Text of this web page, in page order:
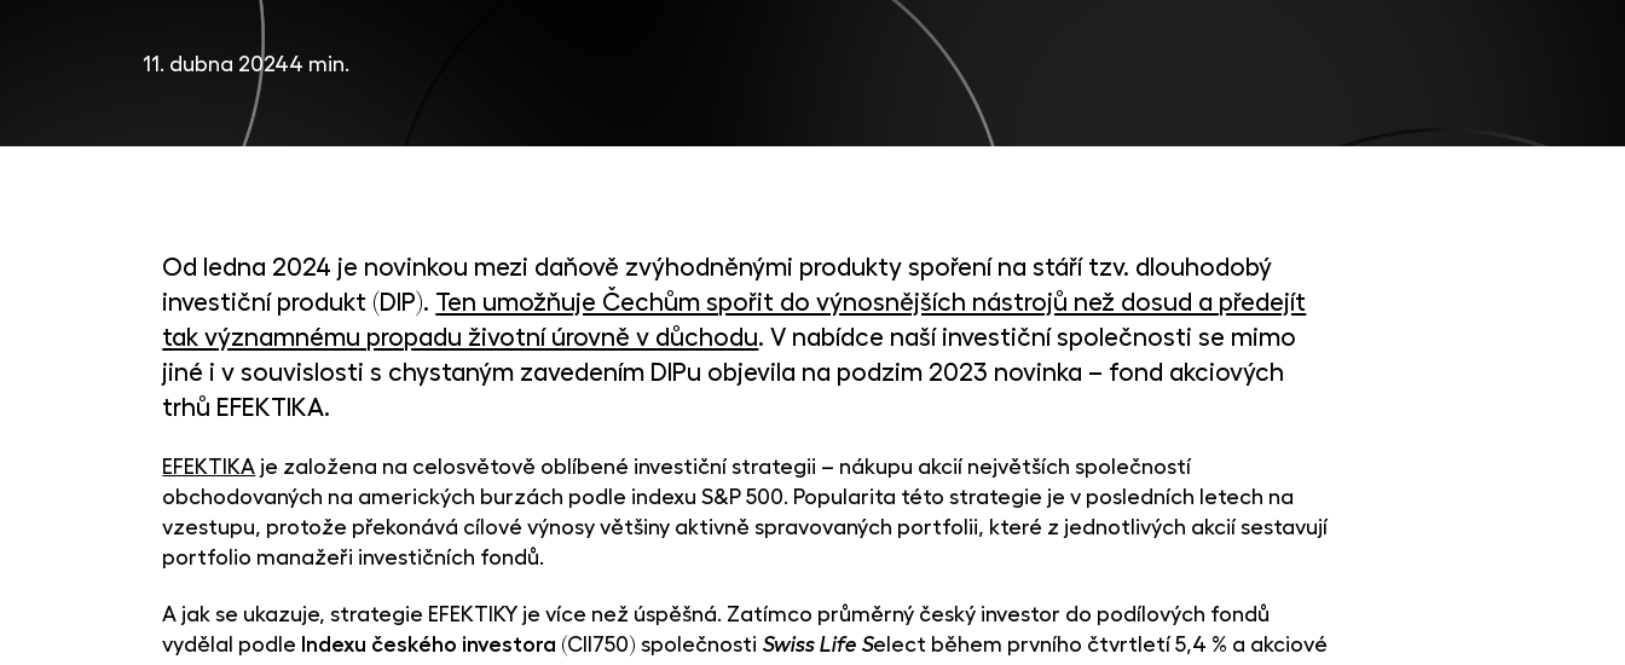
11. dubna 20244 min.
Od ledna 2024 je novinkou mezi daňově zvýhodněnými produkty spoření na stáří tzv. dlouhodobý
investiční produkt (DIP). Ten umožňuje Čechům spořit do výnosnějších nástrojů než dosud a předejít
tak významnému propadu životní úrovně v důchodu. V nabídce naší investiční společnosti se mimo
jiné i v souvislosti s chystaným zavedením DIPu objevila na podzim 2023 novinka – fond akciových
trhů EFEKTIKA.
EFEKTIKA je založena na celosvětově oblíbené investiční strategii – nákupu akcií největších společností
obchodovaných na amerických burzách podle indexu S&P 500. Popularita této strategie je v posledních letech na
vzestupu, protože překonává cílové výnosy většiny aktivně spravovaných portfolii, které z jednotlivých akcií sestavují
portfolio manažeři investičních fondů.
A jak se ukazuje, strategie EFEKTIKY je více než úspěšná. Zatímco průměrný český investor do podílových fondů
vydělal podle Indexu českého investora (CII750) společnosti Swiss Life Select během prvního čtvrtletí 5,4 % a akciové